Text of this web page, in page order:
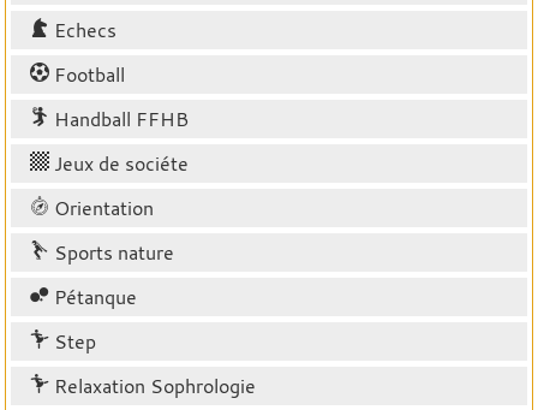
Echecs
Football
Handball FFHB
Jeux de sociéte
Orientation
Sports nature
Pétanque
Step
Relaxation Sophrologie